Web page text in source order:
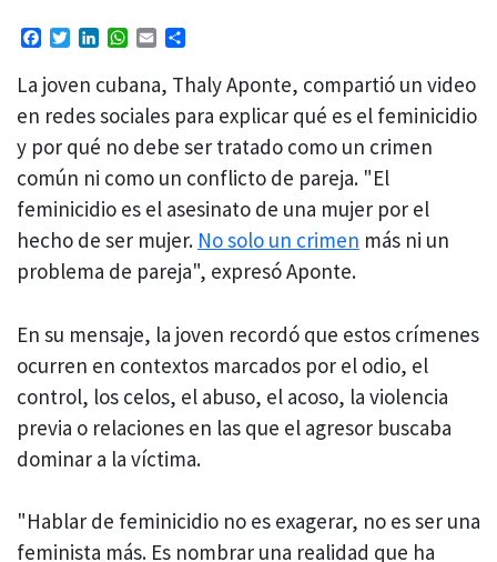
Facebook
TwitterLinkedIn
WhatsApp
Email
La joven cubana, Thaly Aponte, compartió un video
en redes sociales para explicar qué es el feminicidio
y por qué no debe ser tratado como un crimen
común ni como un conflicto de pareja. "El
feminicidio es el asesinato de una mujer por el
hecho de ser mujer. No solo un crimen más ni un
problema de pareja", expresó Aponte.
En su mensaje, la joven recordó que estos crímenes
ocurren en contextos marcados por el odio, el
control, los celos, el abuso, el acoso, la violencia
previa o relaciones en las que el agresor buscaba
dominar a la víctima.
"Hablar de feminicidio no es exagerar, no es ser una
feminista más. Es nombrar una realidad que ha